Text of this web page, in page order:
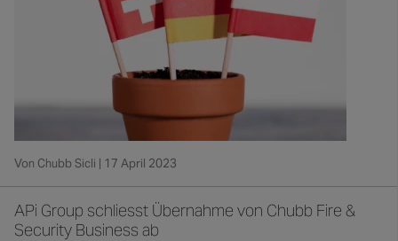
Von Chubb Sicli | 17 April 2023
APi Group schliesst Übernahme von Chubb Fire &
Security Business ab